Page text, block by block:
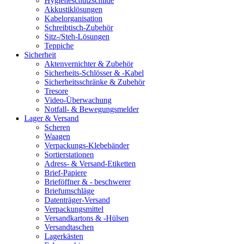
Akkustiklösungen
Kabelorganisation
Schreibtisch-Zubehör
Sitz-/Steh-Lösungen
Teppiche
Sicherheit
Aktenvernichter & Zubehör
Sicherheits-Schlösser & -Kabel
Sicherheitsschränke & Zubehör
Tresore
Video-Überwachung
Notfall- & Bewegungsmelder
Lager & Versand
Scheren
Waagen
Verpackungs-Klebebänder
Sortierstationen
Adress- & Versand-Etiketten
Brief-Papiere
Brieföffner & - beschwerer
Briefumschläge
Datenträger-Versand
Verpackungsmittel
Versandkartons & -Hülsen
Versandtaschen
Lagerkästen